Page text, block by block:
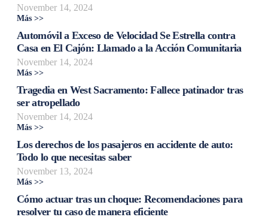
November 14, 2024
Más >>
Automóvil a Exceso de Velocidad Se Estrella contra
Casa en El Cajón: Llamado a la Acción Comunitaria
November 14, 2024
Más >>
Tragedia en West Sacramento: Fallece patinador tras
ser atropellado
November 14, 2024
Más >>
Los derechos de los pasajeros en accidente de auto:
Todo lo que necesitas saber
November 13, 2024
Más >>
Cómo actuar tras un choque: Recomendaciones para
resolver tu caso de manera eficiente